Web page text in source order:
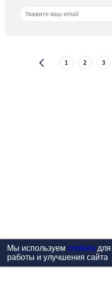
1 2 3
Мы используем cookiesдля
работы и улучшения сайта